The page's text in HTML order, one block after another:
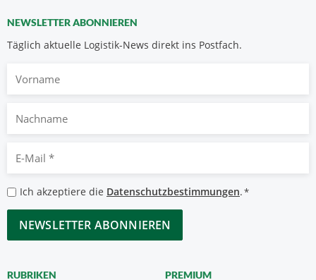
NEWSLETTER ABONNIEREN
Täglich aktuelle Logistik-News direkt ins Postfach.
Nachname
Mail
*
Datenschutzbestimmungen
*
Ich akzeptiere die Datenschutzbestimmungen.*
CAPTCHA
RUBRIKEN PREMIUM